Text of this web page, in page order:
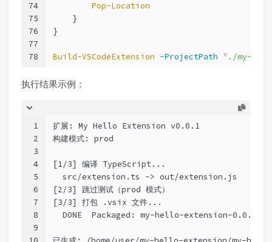
74
75
76
77
78
Pop-Location
    }
}
Build-VSCodeExtension -ProjectPath "./my-
执行结果示例：
1
2
3
4
5
6
7
8
9
扩展: My Hello Extension v0.0.1
构建模式: prod
[1/3] 编译 TypeScript...
  src/extension.ts -> out/extension.js
[2/3] 跳过测试（prod 模式）
[3/3] 打包 .vsix 文件...
DONE  Packaged: my-hello-extension-